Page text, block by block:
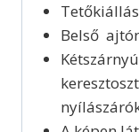
Belső